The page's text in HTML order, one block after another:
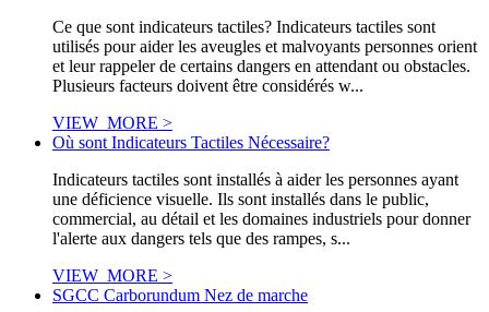
Ce que sont indicateurs tactiles? Indicateurs tactiles sont
utilisés pour aider les aveugles et malvoyants personnes orient
et leur rappeler de certains dangers en attendant ou obstacles.
Plusieurs facteurs doivent être considérés w...
VIEW_MORE >
Où sont Indicateurs Tactiles Nécessaire?
Indicateurs tactiles sont installés à aider les personnes ayant
une déficience visuelle. Ils sont installés dans le public,
commercial, au détail et les domaines industriels pour donner
l'alerte aux dangers tels que des rampes, s...
VIEW_MORE >
SGCC Carborundum Nez de marche